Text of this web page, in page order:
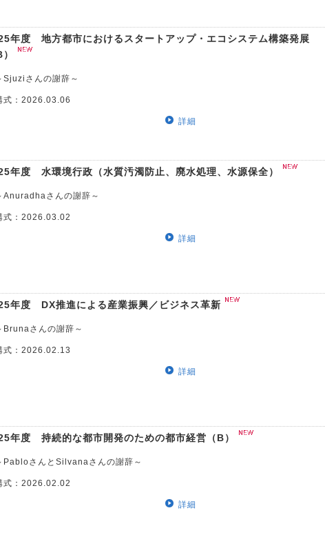
年度 地方都市におけるスタートアップ・エコシステム構築発展
）
さんの謝辞～
式：2026.03.06
詳細
年度 水環境行政（水質汚濁防止、廃水処理、水源保全）
さんの謝辞～
式：2026.03.02
詳細
年度 DX推進による産業振興／ビジネス革新
さんの謝辞～
式：2026.02.13
詳細
年度 持続的な都市開発のための都市経営（B）
さんとSilvanaさんの謝辞～
式：2026.02.02
詳細